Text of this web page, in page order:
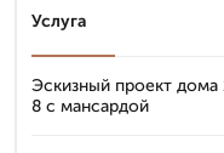
Услуга
Эскизный проект дома
8 с мансардой